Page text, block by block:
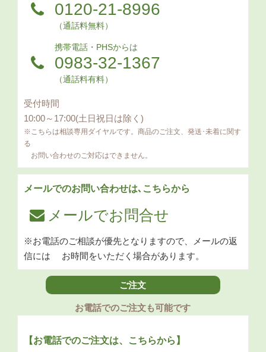
0120-21-8996
（通話料無料）
携帯電話・PHSからは
0983-32-1367
（通話料有料）
受付時間
10:00～17:00(土日祝日は除く)
※こちらは相談専用ダイヤルです。商品のご注文、発送･未着に関す
る
お問い合わせのご対応はできません。
メールでのお問い合わせは､こちらから
メールでお問合せ
※お電話のご相談が優先となりますので、メールの返
信には お時間をいただく場合があります。
ご注文
お電話でのご注文も可能です
【お電話でのご注文は、こちらから】